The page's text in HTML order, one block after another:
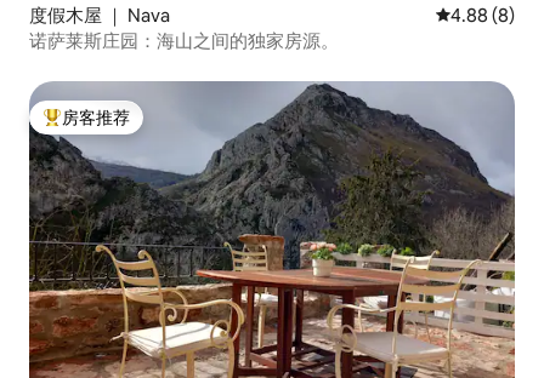
度假木屋 ｜ Nava 平均评分
4.88 (8)
诺萨莱斯庄园：海山之间的独家房源。
热门「房客推荐」
房客推荐